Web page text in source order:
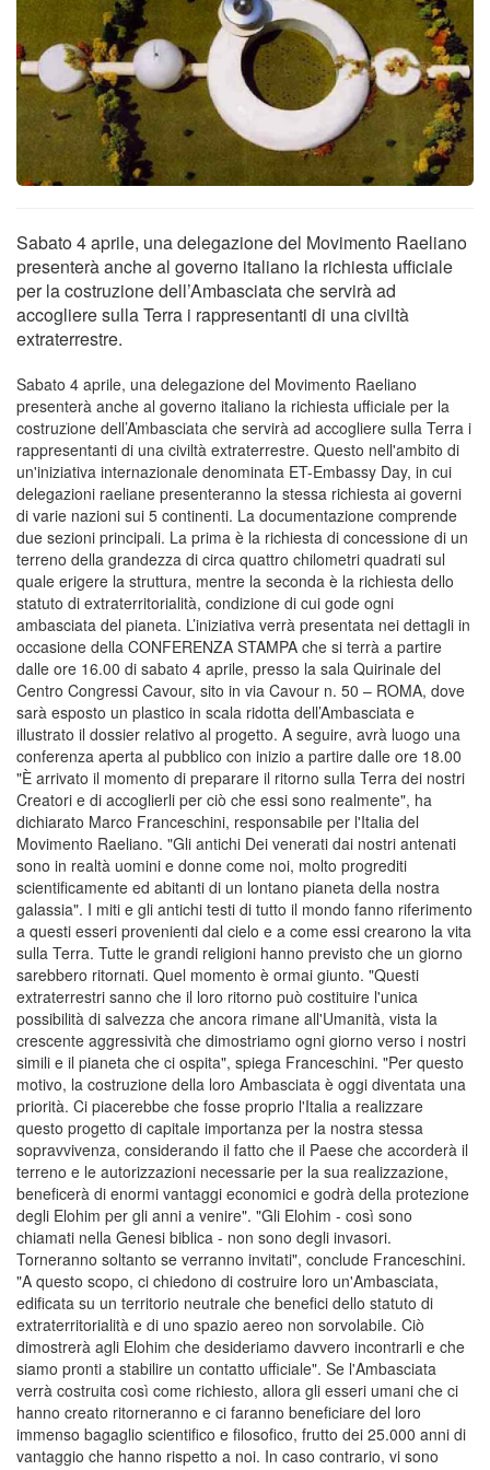
Sabato 4 aprile, una delegazione del Movimento Raeliano
presenterà anche al governo italiano la richiesta ufficiale
per la costruzione dell’Ambasciata che servirà ad
accogliere sulla Terra i rappresentanti di una civiltà
extraterrestre.
Sabato 4 aprile, una delegazione del Movimento Raeliano
presenterà anche al governo italiano la richiesta ufficiale per la
costruzione dell’Ambasciata che servirà ad accogliere sulla Terra i
rappresentanti di una civiltà extraterrestre. Questo nell'ambito di
un'iniziativa internazionale denominata ET-Embassy Day, in cui
delegazioni raeliane presenteranno la stessa richiesta ai governi
di varie nazioni sui 5 continenti. La documentazione comprende
due sezioni principali. La prima è la richiesta di concessione di un
terreno della grandezza di circa quattro chilometri quadrati sul
quale erigere la struttura, mentre la seconda è la richiesta dello
statuto di extraterritorialità, condizione di cui gode ogni
ambasciata del pianeta. L’iniziativa verrà presentata nei dettagli in
occasione della CONFERENZA STAMPA che si terrà a partire
dalle ore 16.00 di sabato 4 aprile, presso la sala Quirinale del
Centro Congressi Cavour, sito in via Cavour n. 50 – ROMA, dove
sarà esposto un plastico in scala ridotta dell’Ambasciata e
illustrato il dossier relativo al progetto. A seguire, avrà luogo una
conferenza aperta al pubblico con inizio a partire dalle ore 18.00
"È arrivato il momento di preparare il ritorno sulla Terra dei nostri
Creatori e di accoglierli per ciò che essi sono realmente", ha
dichiarato Marco Franceschini, responsabile per l'Italia del
Movimento Raeliano. "Gli antichi Dei venerati dai nostri antenati
sono in realtà uomini e donne come noi, molto progrediti
scientificamente ed abitanti di un lontano pianeta della nostra
galassia". I miti e gli antichi testi di tutto il mondo fanno riferimento
a questi esseri provenienti dal cielo e a come essi crearono la vita
sulla Terra. Tutte le grandi religioni hanno previsto che un giorno
sarebbero ritornati. Quel momento è ormai giunto. "Questi
extraterrestri sanno che il loro ritorno può costituire l'unica
possibilità di salvezza che ancora rimane all'Umanità, vista la
crescente aggressività che dimostriamo ogni giorno verso i nostri
simili e il pianeta che ci ospita", spiega Franceschini. "Per questo
motivo, la costruzione della loro Ambasciata è oggi diventata una
priorità. Ci piacerebbe che fosse proprio l'Italia a realizzare
questo progetto di capitale importanza per la nostra stessa
sopravvivenza, considerando il fatto che il Paese che accorderà il
terreno e le autorizzazioni necessarie per la sua realizzazione,
beneficerà di enormi vantaggi economici e godrà della protezione
degli Elohim per gli anni a venire". "Gli Elohim - così sono
chiamati nella Genesi biblica - non sono degli invasori.
Torneranno soltanto se verranno invitati", conclude Franceschini.
"A questo scopo, ci chiedono di costruire loro un'Ambasciata,
edificata su un territorio neutrale che benefici dello statuto di
extraterritorialità e di uno spazio aereo non sorvolabile. Ciò
dimostrerà agli Elohim che desideriamo davvero incontrarli e che
siamo pronti a stabilire un contatto ufficiale". Se l'Ambasciata
verrà costruita così come richiesto, allora gli esseri umani che ci
hanno creato ritorneranno e ci faranno beneficiare del loro
immenso bagaglio scientifico e filosofico, frutto dei 25.000 anni di
vantaggio che hanno rispetto a noi. In caso contrario, vi sono